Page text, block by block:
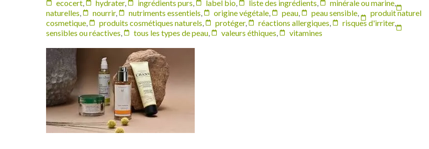
ecocert
hydrater, ingrédients purs label bio liste des ingrédients minérale ou marine
naturelles
nourrir, nutriments essentiels origine végétale peau peau sensible
produit naturel
cosmetique
produits cosmétiques naturels protéger, réactions allergiques risques d'irriter,
sensibles ou réactives
tous les types de peau valeurs éthiques vitamines